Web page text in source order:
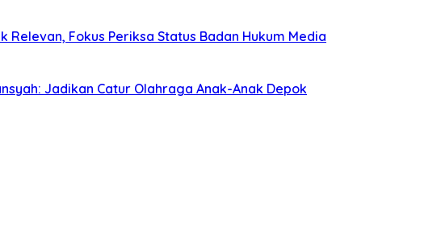
Relevan, Fokus Periksa Status Badan Hukum Media
Jadikan Catur Olahraga Anak-Anak Depok